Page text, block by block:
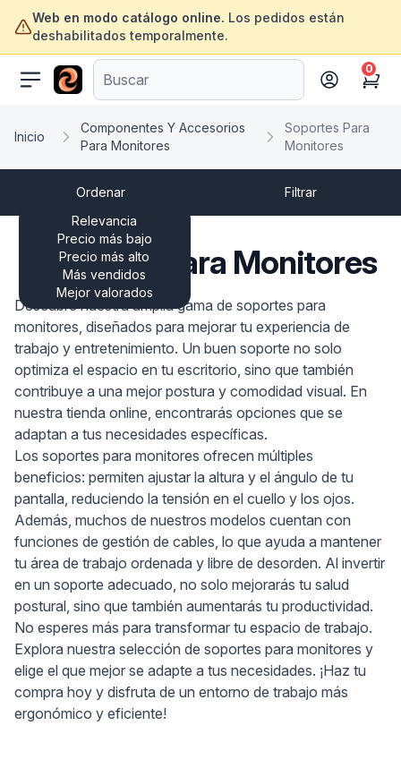
Web en modo catálogo online. Los pedidos están
deshabilitados temporalmente.
ofertasinformatica.com
Cart
0
Inicio
Componentes Y Accesorios
Para Monitores
Soportes Para
Monitores
Ordenar
Relevancia
Precio más bajo
Precio más alto
Más vendidos
Mejor valorados
Filtrar
Soportes Para Monitores
Descubre nuestra amplia gama de soportes para
monitores, diseñados para mejorar tu experiencia de
trabajo y entretenimiento. Un buen soporte no solo
optimiza el espacio en tu escritorio, sino que también
contribuye a una mejor postura y comodidad visual. En
nuestra tienda online, encontrarás opciones que se
adaptan a tus necesidades específicas.
Los soportes para monitores ofrecen múltiples
beneficios: permiten ajustar la altura y el ángulo de tu
pantalla, reduciendo la tensión en el cuello y los ojos.
Además, muchos de nuestros modelos cuentan con
funciones de gestión de cables, lo que ayuda a mantener
tu área de trabajo ordenada y libre de desorden. Al invertir
en un soporte adecuado, no solo mejorarás tu salud
postural, sino que también aumentarás tu productividad.
No esperes más para transformar tu espacio de trabajo.
Explora nuestra selección de soportes para monitores y
elige el que mejor se adapte a tus necesidades. ¡Haz tu
compra hoy y disfruta de un entorno de trabajo más
ergonómico y eficiente!